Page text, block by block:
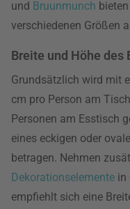
und Bruunmunch
verschiedenen Größen
Breite und Höhe des
Grundsätzlich wird mit
cm pro Person am
Personen am Esstisch
eines eckigen oder
betragen. Nehmen
Dekorationselemente in
empfiehlt sich eine